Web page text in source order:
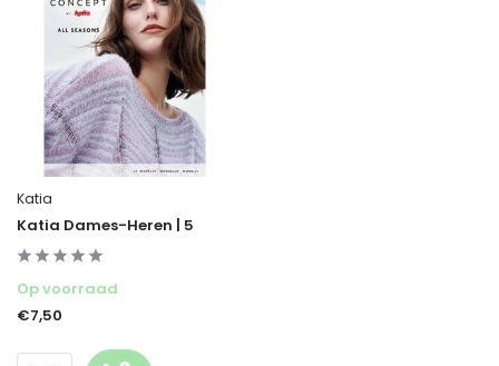
Katia
Katia Dames-Heren | 5
Op voorraad
€7,50